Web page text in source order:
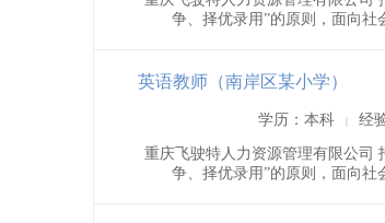
争、择优录用”的原则，面向
英语教师（南岸区某小学）
学历：本科 | 经
重庆飞驶特人力资源管理有限公司
争、择优录用”的原则，面向